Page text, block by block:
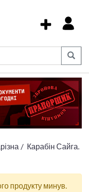
Карабін Сайга.
продукту минув.